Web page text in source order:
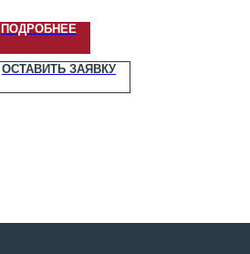
ПОДРОБНЕЕ
ОСТАВИТЬ ЗАЯВКУ